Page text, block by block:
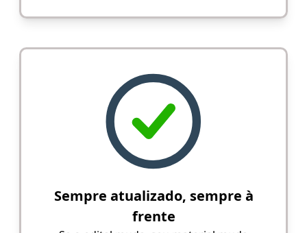
Sempre atualizado, sempre à
frente